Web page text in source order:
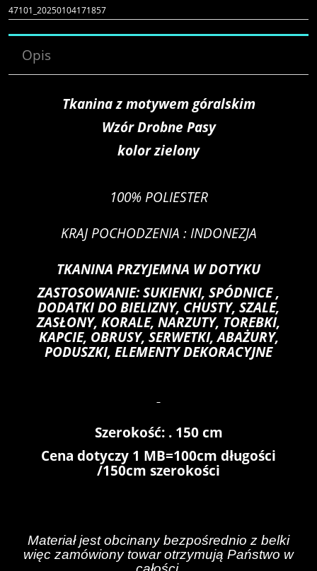
47101_20250104171857
Opis
Tkanina z motywem góralskim
Wzór Drobne Pasy
kolor zielony
100% POLIESTER
KRAJ POCHODZENIA : INDONEZJA
TKANINA PRZYJEMNA W DOTYKU
ZASTOSOWANIE: SUKIENKI, SPÓDNICE ,
DODATKI DO BIELIZNY, CHUSTY, SZALE,
ZASŁONY, KORALE, NARZUTY, TOREBKI,
KAPCIE, OBRUSY, SERWETKI, ABAŻURY,
PODUSZKI, ELEMENTY DEKORACYJNE
Szerokość: . 150 cm
Cena dotyczy 1 MB=100cm długości
/150cm szerokości
Materiał jest obcinany bezpośrednio z belki
więc zamówiony towar otrzymują Państwo w